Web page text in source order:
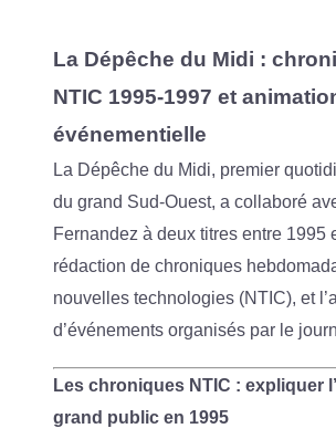
La Dépêche du Midi :
NTIC 1995-1997 et
événementielle
La Dépêche du Midi, premier
du grand Sud-Ouest, a collaboré
Fernandez à deux titres entre 1995
rédaction de chroniques
nouvelles technologies (NTIC), et
d’événements organisés par le
Les chroniques NTIC : expliquer
grand public en 1995